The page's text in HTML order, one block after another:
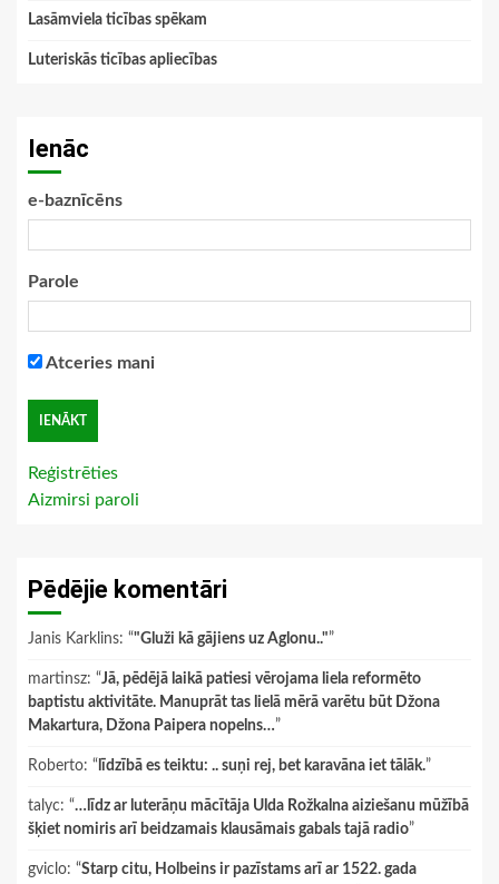
Lasāmviela ticības spēkam
Luteriskās ticības apliecības
Ienāc
e-baznīcēns
Parole
Atceries mani
Reģistrēties
Aizmirsi paroli
Pēdējie komentāri
Janis Karklins: “"Gluži kā gājiens uz Aglonu.."”
martinsz: “Jā, pēdējā laikā patiesi vērojama liela reformēto
baptistu aktivitāte. Manuprāt tas lielā mērā varētu būt Džona
Makartura, Džona Paipera nopelns…”
Roberto: “ līdzībā es teiktu: .. suņi rej, bet karavāna iet tālāk.”
talyc: “…līdz ar luterāņu mācītāja Ulda Rožkalna aiziešanu mūžībā
šķiet nomiris arī beidzamais klausāmais gabals tajā radio”
gviclo: “Starp citu, Holbeins ir pazīstams arī ar 1522. gada